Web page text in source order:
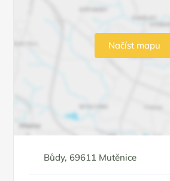
Načíst mapu
Bůdy, 69611 Mutěnice